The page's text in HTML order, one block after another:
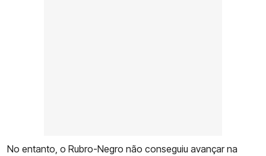
No entanto, o Rubro-Negro não conseguiu avançar na